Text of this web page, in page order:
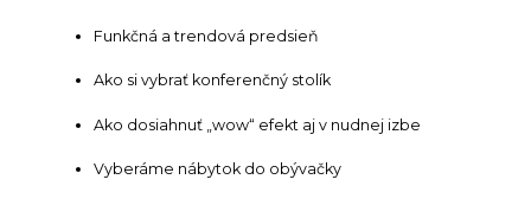
Funkčná a trendová predsieň
Ako si vybrať konferenčný stolík
Ako dosiahnuť „wow“ efekt aj v nudnej izbe
Vyberáme nábytok do obývačky